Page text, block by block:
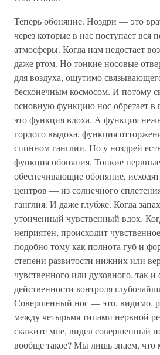
Теперь обоняние. Ноздри — это
через которые в нас поступает вся
атмосферы. Когда нам недостает
даже ртом. Но тонкие носовые
для воздуха, ощутимо
бесконечным космосом. И потому
основную функцию нос обретает в
это функция вдоха. А функция
гордого выдоха, функция
спинном ганглии. Но у ноздрей
функция обоняния. Тонкие
обеспечивающие обоняние,
центров — из солнечного
ганглия. И даже глубже. Когда
утонченный чувственный вдох.
неприятен, происходит
подобно тому как полнота губ и
степени развитости нижних или
чувственного или духовного, так и
действенности контроля
Совершенный нос — это, видимо,
между четырьмя типами нервной
скажите мне, видел совершенный
вообще такое? Мы лишь знаем, что